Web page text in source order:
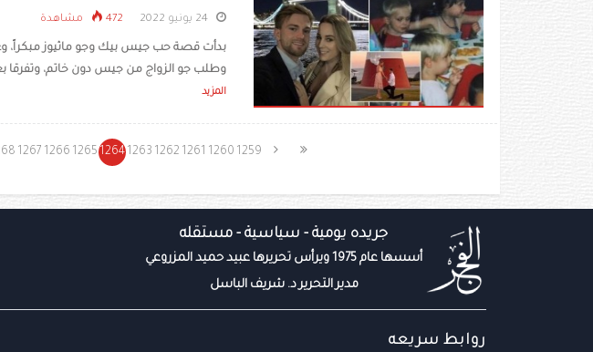
472 مشاهدة
بدأت قصة حب جيس بيك وجو ماثيوز مبكراً،
وطلب جو الزواج من جيس دون خاتم، وتفرقا
المزيد
1259
1260
1261
1262
1263
1264
1265
1266
1267
جريده يومية - سياسية - مستقله
أسسها عام 1975 ويرأس تحريرها عبيد حميد المزروعي
مدير التحرير د. شريف الباسل
روابط سريعه